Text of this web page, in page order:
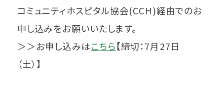
コミュニティホスピタル協会(CCH)経由でのお
申し込みをお願いいたします。
＞＞お申し込みはこちら【締切：7月27日
（土）】